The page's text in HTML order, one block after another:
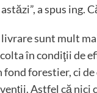
a spus ing.
sunt mult
în condiţii de
forestier, ci
Astfel că